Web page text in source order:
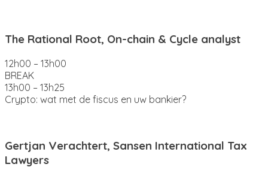
The Rational Root, On-chain & Cycle analyst
12h00 – 13h00
BREAK
13h00 – 13h25
Crypto: wat met de fiscus en uw bankier?
Gertjan Verachtert, Sansen International Tax
Lawyers